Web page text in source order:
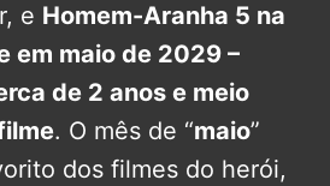
e Homem-Aranha 5 na
em maio de 2029 –
de 2 anos e meio
. O mês de “maio”
dos filmes do herói,